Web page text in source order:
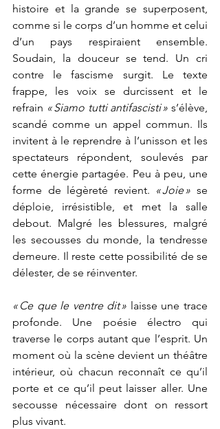
histoire et la grande se superposent,
comme si le corps d’un homme et celui
d’un pays respiraient ensemble.
Soudain, la douceur se tend. Un cri
contre le fascisme surgit. Le texte
frappe, les voix se durcissent et le
refrain « Siamo tutti antifascisti » s’élève,
scandé comme un appel commun. Ils
invitent à le reprendre à l’unisson et les
spectateurs répondent, soulevés par
cette énergie partagée. Peu à peu, une
forme de légèreté revient. « Joie » se
déploie, irrésistible, et met la salle
debout. Malgré les blessures, malgré
les secousses du monde, la tendresse
demeure. Il reste cette possibilité de se
délester, de se réinventer.
« Ce que le ventre dit » laisse une trace
profonde. Une poésie électro qui
traverse le corps autant que l’esprit. Un
moment où la scène devient un théâtre
intérieur, où chacun reconnaît ce qu’il
porte et ce qu’il peut laisser aller. Une
secousse nécessaire dont on ressort
plus vivant.